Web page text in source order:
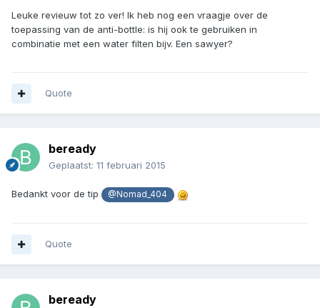
Leuke revieuw tot zo ver! Ik heb nog een vraagje over de
toepassing van de anti-bottle: is hij ook te gebruiken in
combinatie met een water filten bijv. Een sawyer?
Quote
beready
Geplaatst: 11 februari 2015
Bedankt voor de tip @Nomad_404
Quote
beready